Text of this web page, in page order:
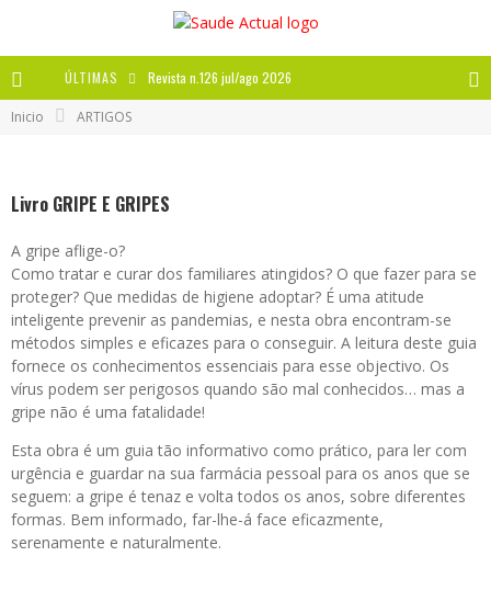
ÚLTIMAS Revista n.126 jul/ago 2026
A IMPORTÂNCIA DOS ANTIOXIDANTES
Inicio ARTIGOS
Livro GRIPE E GRIPES
A gripe aflige-o?
Como tratar e curar dos familiares atingidos? O que fazer para se
proteger? Que medidas de higiene adoptar? É uma atitude
inteligente prevenir as pandemias, e nesta obra encontram-se
métodos simples e eficazes para o conseguir. A leitura deste guia
fornece os conhecimentos essenciais para esse objectivo. Os
vírus podem ser perigosos quando são mal conhecidos… mas a
gripe não é uma fatalidade!
Esta obra é um guia tão informativo como prático, para ler com
urgência e guardar na sua farmácia pessoal para os anos que se
seguem: a gripe é tenaz e volta todos os anos, sobre diferentes
formas. Bem informado, far-lhe-á face eficazmente,
serenamente e naturalmente.